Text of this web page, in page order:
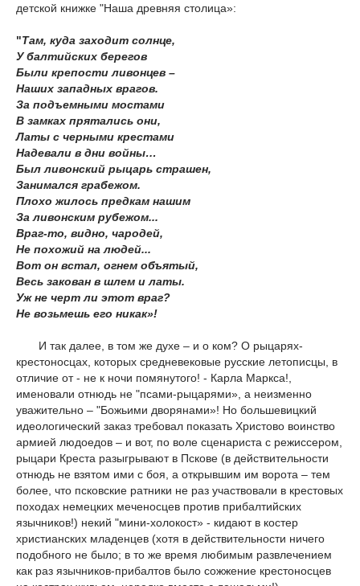
детской книжке "Наша древняя столица»:
"Там, куда заходит солнце,
У балтийских берегов
Были крепости ливонцев –
Наших западных врагов.
За подъемными мостами
В замках прятались они,
Латы с черными крестами
Надевали в дни войны…
Был ливонский рыцарь страшен,
Занимался грабежом.
Плохо жилось предкам нашим
За ливонским рубежом...
Враг-то, видно, чародей,
Не похожий на людей...
Вот он встал, огнем объятый,
Весь закован в шлем и латы.
Уж не черт ли этот враг?
Не возьмешь его никак»!
И так далее, в том же духе – и о ком? О рыцарях-
крестоносцах, которых средневековые русские летописцы, в
отличие от - не к ночи помянутого! - Карла Маркса!,
именовали отнюдь не "псами-рыцарями», а неизменно
уважительно – "Божьими дворянами»! Но большевицкий
идеологический заказ требовал показать Христово воинство
армией людоедов – и вот, по воле сценариста с режиссером,
рыцари Креста разыгрывают в Пскове (в действительности
отнюдь не взятом ими с боя, а открывшим им ворота – тем
более, что псковские ратники не раз участвовали в крестовых
походах немецких меченосцев против прибалтийских
язычников!) некий "мини-холокост» - кидают в костер
христианских младенцев (хотя в действительности ничего
подобного не было; в то же время любимым развлечением
как раз язычников-прибалтов было сожжение крестоносцев